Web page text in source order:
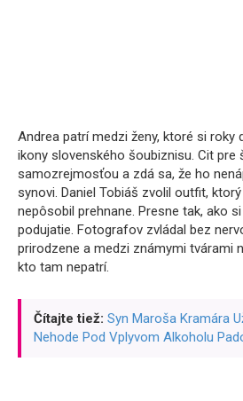
Andrea patrí medzi ženy, ktoré si roky
ikony slovenského šoubiznisu. Cit pre
samozrejmosťou a zdá sa, že ho
synovi. Daniel Tobiáš zvolil outfit,
nepôsobil prehnane. Presne tak, ako
podujatie. Fotografov zvládal bez
prirodzene a medzi známymi tvárami
kto tam nepatrí.
Čítajte tiež: Syn Maroša Kramára
Nehode Pod Vplyvom Alkoholu